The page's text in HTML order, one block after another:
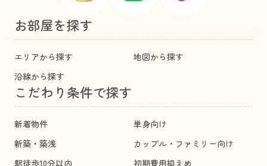
お部屋を探す
エリアから探す
地図から探す
沿線から探す
こだわり条件で探す
新着物件
単身向け
新築・築浅
カップル・ファミリー向け
駅徒歩10分以内
初期費用抑えめ